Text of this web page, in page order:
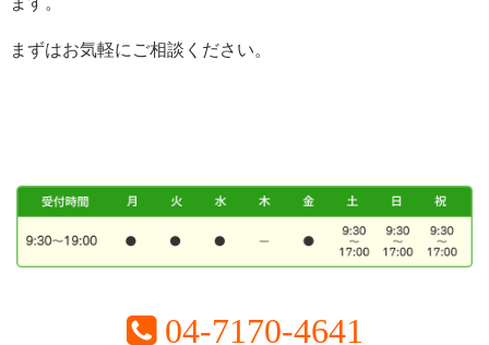
まずはお気軽にご相談ください。
04-7170-4641